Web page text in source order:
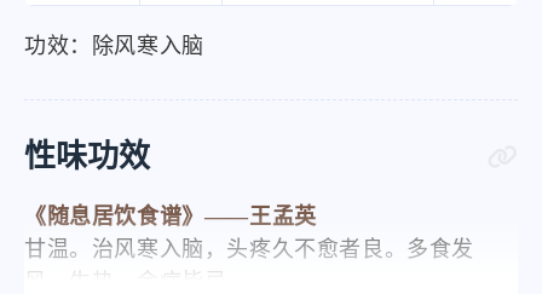
功效：除风寒入脑
性味功效
《随息居饮食谱》——王孟英
甘温。治风寒入脑，头疼久不愈者良。多食发